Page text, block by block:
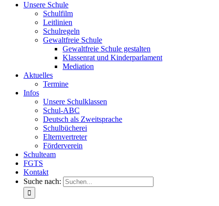
Unsere Schule
Schulfilm
Leitlinien
Schulregeln
Gewaltfreie Schule
Gewaltfreie Schule gestalten
Klassenrat und Kinderparlament
Mediation
Aktuelles
Termine
Infos
Unsere Schulklassen
Schul-ABC
Deutsch als Zweitsprache
Schulbücherei
Elternvertreter
Förderverein
Schulteam
FGTS
Kontakt
Suche nach: